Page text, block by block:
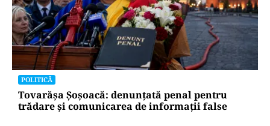
POLITICĂ
Tovarășa Șoșoacă: denunțată penal pentru
trădare și comunicarea de informații false